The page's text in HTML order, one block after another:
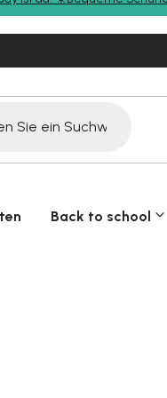
Back to school